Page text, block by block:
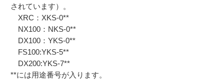
されています）。
XRC：XKS-0**
NX100：NKS-0**
DX100：YKS-0**
FS100:YKS-5**
DX200:YKS-7**
**には用途番号が入ります。